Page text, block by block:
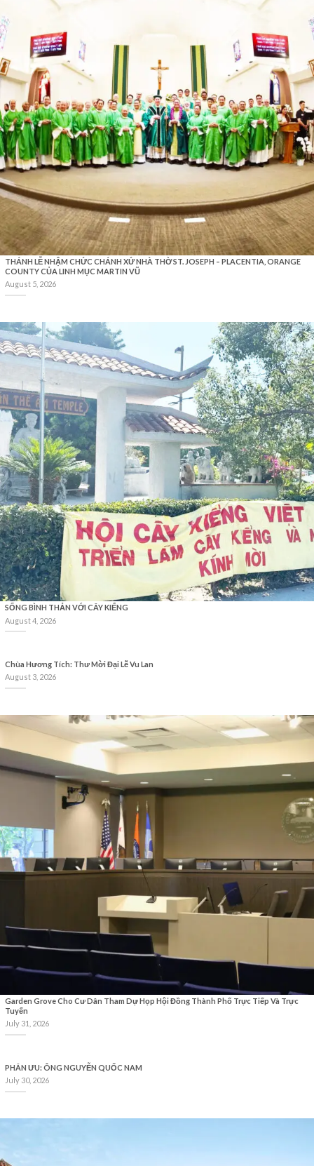
THÁNH LỄ NHẬM CHỨC CHÁNH XỨ NHÀ THỜ ST. JOSEPH – PLACENTIA, ORANGE
COUNTY CỦA LINH MỤC MARTIN VŨ
August 5, 2026
SỐNG BÌNH THẢN VỚI CÂY KIỂNG
August 4, 2026
Chùa Hương Tích: Thư Mời Đại Lễ Vu Lan
August 3, 2026
Garden Grove Cho Cư Dân Tham Dự Họp Hội Đồng Thành Phố Trực Tiếp Và Trực
Tuyến
July 31, 2026
PHÂN ƯU: ÔNG NGUYỄN QUỐC NAM
July 30, 2026